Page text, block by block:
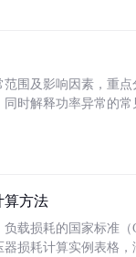
围及影响因素，重
时解释功率异常的
算方法
载损耗的国家标准
损耗计算实例表格